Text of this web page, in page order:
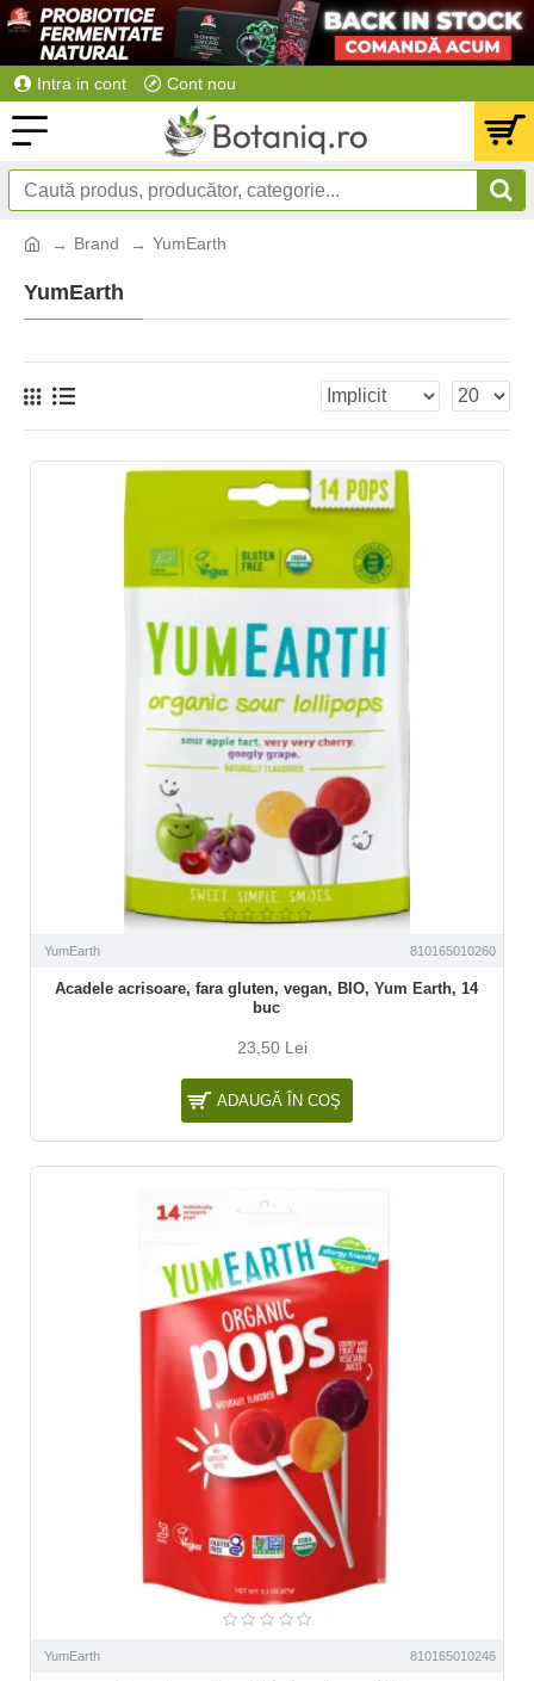
Intra in cont Cont nou
Brand YumEarth
YumEarth
YumEarth 810165010260
Acadele acrisoare, fara gluten, vegan, BIO, Yum Earth, 14
buc
23,50 Lei
ADAUGĂ ÎN COŞ
YumEarth 810165010246